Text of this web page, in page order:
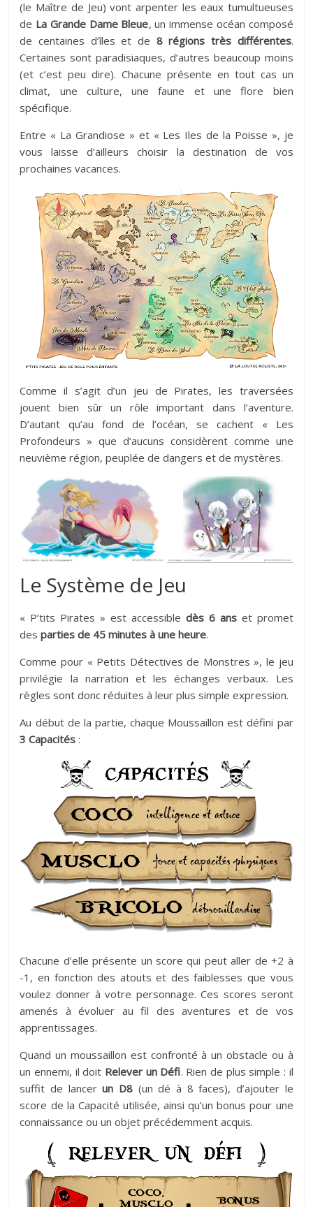
(le Maître de Jeu) vont arpenter les eaux tumultueuses
de La Grande Dame Bleue, un immense océan composé
de centaines d’îles et de 8 régions très différentes.
Certaines sont paradisiaques, d’autres beaucoup moins
(et c’est peu dire). Chacune présente en tout cas un
climat, une culture, une faune et une flore bien
spécifique.
Entre « La Grandiose » et « Les Iles de la Poisse », je
vous laisse d’ailleurs choisir la destination de vos
prochaines vacances.
Comme il s’agit d’un jeu de Pirates, les traversées
jouent bien sûr un rôle important dans l’aventure.
D’autant qu’au fond de l’océan, se cachent « Les
Profondeurs » que d’aucuns considèrent comme une
neuvième région, peuplée de dangers et de mystères.
Le Système de Jeu
« P’tits Pirates » est accessible dès 6 anset promet
desparties de 45 minutes à une heure.
Comme pour « Petits Détectives de Monstres », le jeu
privilégie la narration et les échanges verbaux. Les
règles sont donc réduites à leur plus simple expression.
Au début de la partie, chaque Moussaillon est défini par
3 Capacités :
Chacune d’elle présente un score qui peut aller de +2 à
-1, en fonction des atouts et des faiblesses que vous
voulez donner à votre personnage. Ces scores seront
amenés à évoluer au fil des aventures et de vos
apprentissages.
Quand un moussaillon est confronté à un obstacle ou à
un ennemi, il doit Relever un Défi. Rien de plus simple : il
suffit de lancerun D8 (un dé à 8 faces), d’ajouter le
score de la Capacité utilisée, ainsi qu’un bonus pour une
connaissance ou un objet précédemment acquis.